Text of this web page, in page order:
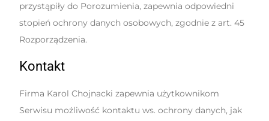
przystąpiły do Porozumienia, zapewnia odpowiedni
stopień ochrony danych osobowych, zgodnie z art. 45
Rozporządzenia.
Kontakt
Firma Karol Chojnacki zapewnia użytkownikom
Serwisu możliwość kontaktu ws. ochrony danych, jak